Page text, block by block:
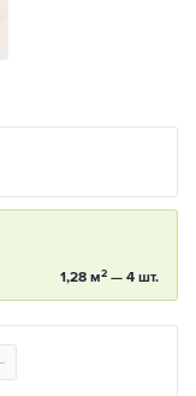
1,28 м2 — 4 шт.